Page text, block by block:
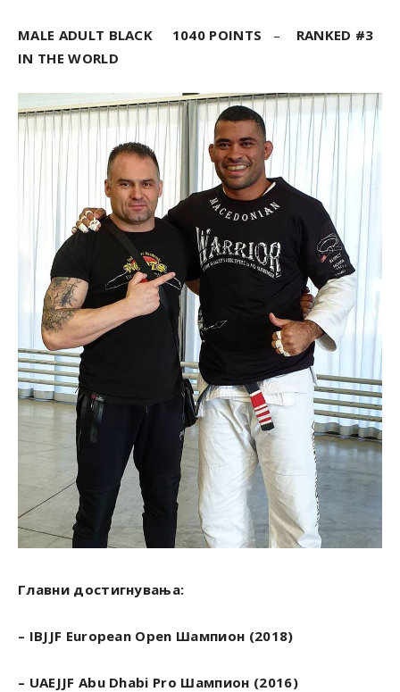
MALE ADULT BLACK 1040 POINTS – RANKED #3
IN THE WORLD
Главни достигнувања:
– IBJJF European Open Шампион (2018)
– UAEJJF Abu Dhabi Pro Шампион (2016)